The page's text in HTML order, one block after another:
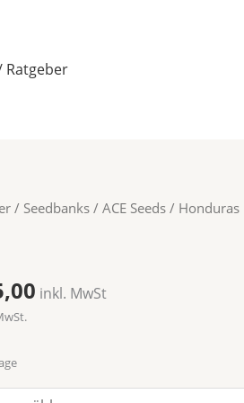
Ratgeber
/ Seedbanks / ACE Seeds / Honduras
Preisspanne:
inkl. MwSt